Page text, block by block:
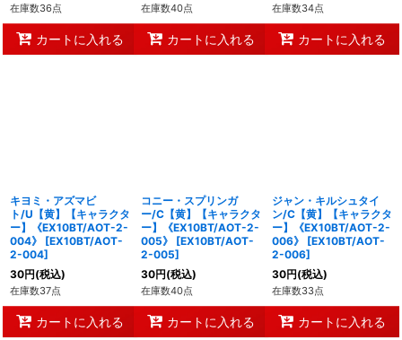
在庫数36点
カートに入れる
在庫数40点
カートに入れる
在庫数34点
カートに入れる
キヨミ・アズマビ
ト/U【黄】【キャラクタ
ー】《EX10BT/AOT-2-
004》
[EX10BT/AOT-
2-004]
30円(税込)
在庫数37点
カートに入れる
コニー・スプリンガ
ー/C【黄】【キャラクタ
ー】《EX10BT/AOT-2-
005》
[EX10BT/AOT-
2-005]
30円(税込)
在庫数40点
カートに入れる
ジャン・キルシュタイ
ン/C【黄】【キャラクタ
ー】《EX10BT/AOT-2-
006》
[EX10BT/AOT-
2-006]
30円(税込)
在庫数33点
カートに入れる